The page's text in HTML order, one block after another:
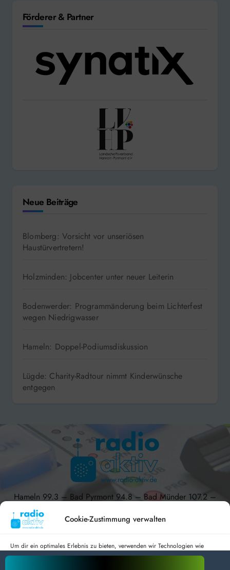
Cookie-Zustimmung verwalten
Um dir ein optimales Erlebnis zu bieten, verwenden wir Technologien wie
Cookies, um Geräteinformationen zu speichern und/oder darauf zuzugreifen.
Förderer & Partner
Neue Beiträge
Blomberg: Vorsicht vor unseriösen
Haustürvertretern!
Holzminden: Jobcenter unter neuer Leiterin
Bodenwerder: Programmänderung beim Lichterfest
wegen Niedrigwasser
Hameln: Doppel-Podiumsdiskussion
Lügde: Charity-Radtour nimmt Kinderwünsche
entgegen
Hameln 99.3 – Bad Pyrmont 94.8 – Bad Münder 107.2 –
DAB+ 9C
radio aktiv e.V.